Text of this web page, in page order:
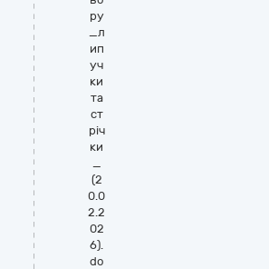
ру
_л
ип
уч
ки
та
ст
річ
ки
_
(2
0.0
2.2
02
6).
do